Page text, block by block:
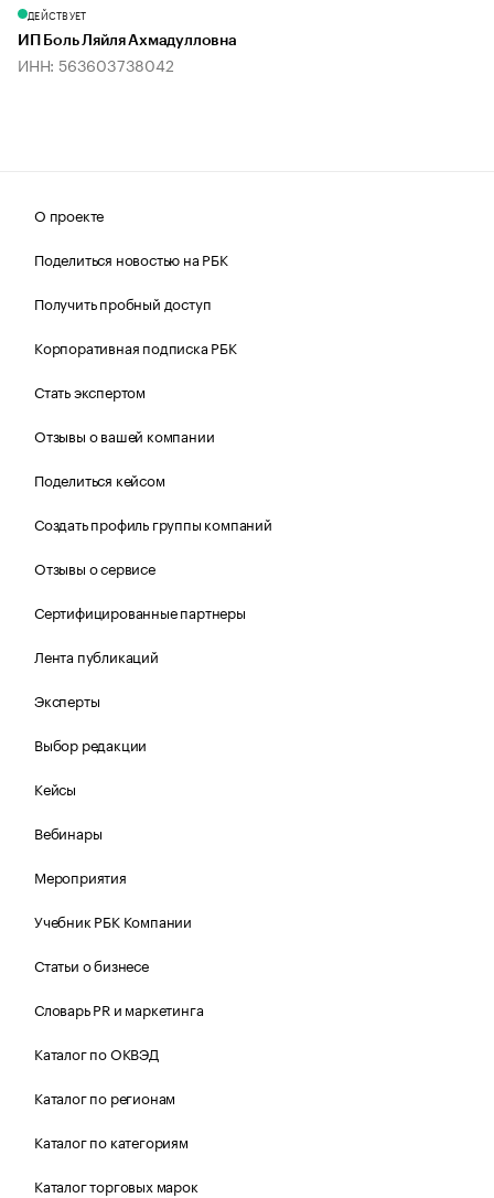
ДЕЙСТВУЕТ
ИП Боль Ляйля Ахмадулловна
ИНН: 563603738042
О проекте
Поделиться новостью на РБК
Получить пробный доступ
Корпоративная подписка РБК
Стать экспертом
Отзывы о вашей компании
Поделиться кейсом
Создать профиль группы компаний
Отзывы о сервисе
Сертифицированные партнеры
Лента публикаций
Эксперты
Выбор редакции
Кейсы
Вебинары
Мероприятия
Учебник РБК Компании
Статьи о бизнесе
Словарь PR и маркетинга
Каталог по ОКВЭД
Каталог по регионам
Каталог по категориям
Каталог торговых марок